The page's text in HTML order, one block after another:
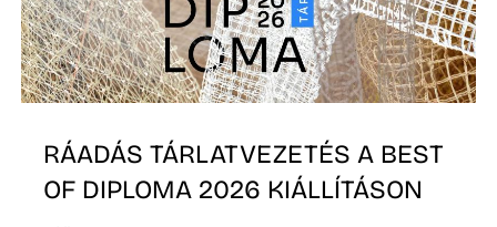
RÁADÁS TÁRLATVEZETÉS A BEST
OF DIPLOMA 2026 KIÁLLÍTÁSON